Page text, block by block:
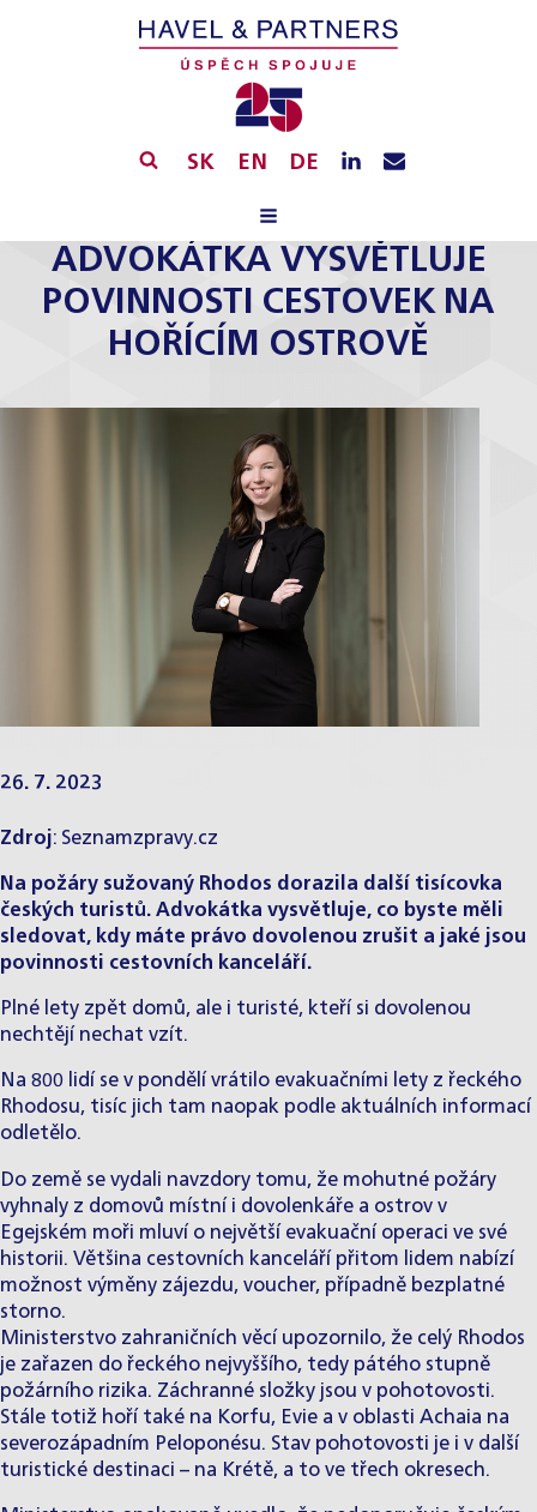
SK EN DE
ADVOKÁTKA VYSVĚTLUJE
POVINNOSTI CESTOVEK NA
HOŘÍCÍM OSTROVĚ
26. 7. 2023
Zdroj: Seznamzpravy.cz
Na požáry sužovaný Rhodos dorazila další tisícovka
českých turistů. Advokátka vysvětluje, co byste měli
sledovat, kdy máte právo dovolenou zrušit a jaké jsou
povinnosti cestovních kanceláří.
Plné lety zpět domů, ale i turisté, kteří si dovolenou
nechtějí nechat vzít.
Na 800 lidí se v pondělí vrátilo evakuačními lety z řeckého
Rhodosu, tisíc jich tam naopak podle aktuálních informací
odletělo.
Do země se vydali navzdory tomu, že mohutné požáry
vyhnaly z domovů místní i dovolenkáře a ostrov v
Egejském moři mluví o největší evakuační operaci ve své
historii. Většina cestovních kanceláří přitom lidem nabízí
možnost výměny zájezdu, voucher, případně bezplatné
storno.
Ministerstvo zahraničních věcí upozornilo, že celý Rhodos
je zařazen do řeckého nejvyššího, tedy pátého stupně
požárního rizika. Záchranné složky jsou v pohotovosti.
Stále totiž hoří také na Korfu, Evie a v oblasti Achaia na
severozápadním Peloponésu. Stav pohotovosti je i v další
turistické destinaci – na Krétě, a to ve třech okresech.